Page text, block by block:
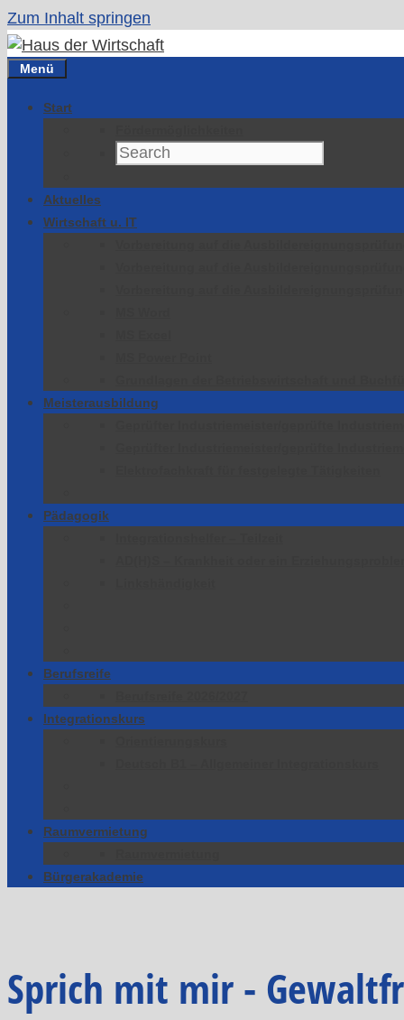
Zum Inhalt springen
Menü
Start
Aktuelles
Wirtschaft u. IT
Meisterausbildung
Pädagogik
Berufsreife
Integrationskurs
Raumvermietung
Bürgerakademie
Sprich mit mir -